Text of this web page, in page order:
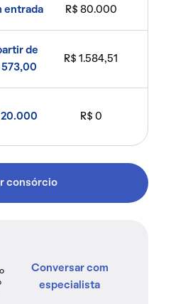
entrada R$ 80.000
de
573,00
R$ 1.584,51
20.000 R$ 0
consórcio
Conversar com
especialista